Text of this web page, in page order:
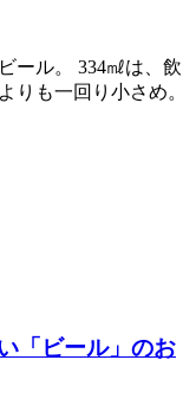
ール。 334㎖は、飲
りも一回り小さめ。
「ビール」のお